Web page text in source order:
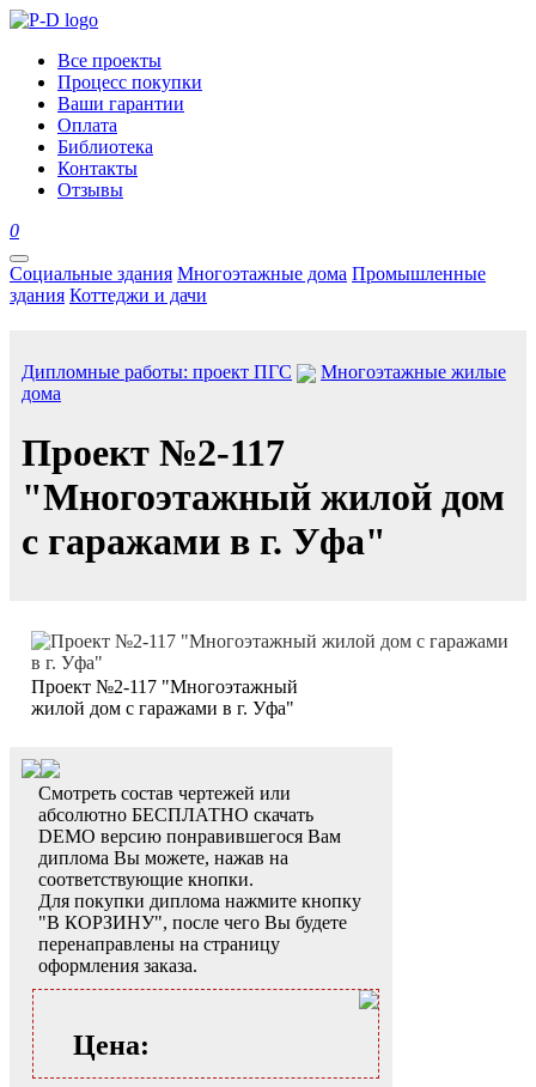
Все проекты
Процесс покупки
Ваши гарантии
Оплата
Библиотека
Контакты
Отзывы
0
Социальные здания Многоэтажные дома Промышленные
здания Коттеджи и дачи
Дипломные работы: проект ПГС
Многоэтажные жилые
дома
Проект №2-117
"Многоэтажный жилой дом
с гаражами в г. Уфа"
Проект №2-117 "Многоэтажный
жилой дом с гаражами в г. Уфа"
Смотреть состав чертежей или
абсолютно БЕСПЛАТНО скачать
DEMO версию понравившегося Вам
диплома Вы можете, нажав на
соответствующие кнопки.
Для покупки диплома нажмите кнопку
"В КОРЗИНУ", после чего Вы будете
перенаправлены на страницу
оформления заказа.
Цена: